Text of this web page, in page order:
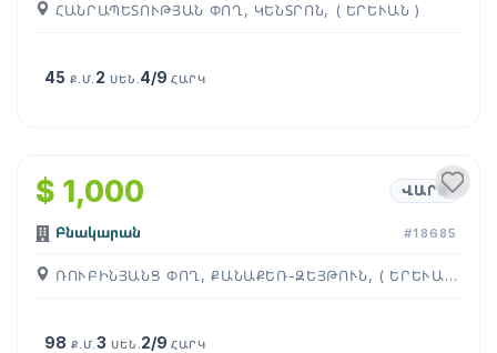
ՀԱՆՐԱՊԵՏՈՒԹՅԱՆ ՓՈՂ, ԿԵՆՏՐՈՆ, ( ԵՐԵՒԱՆ )
45 Ք.Մ. 2 ՍԵՆ. 4/9ՀԱՐԿ
$ 1,000 ՎԱՐՁ
Բնակարան #18685
ՌՈՒԲԻՆՅԱՆՑ ՓՈՂ, ՔԱՆԱՔԵՌ-ԶԵՅԹՈՒՆ, ( ԵՐԵՒԱՆ )
98 Ք.Մ.3 ՍԵՆ. 2/9ՀԱՐԿ